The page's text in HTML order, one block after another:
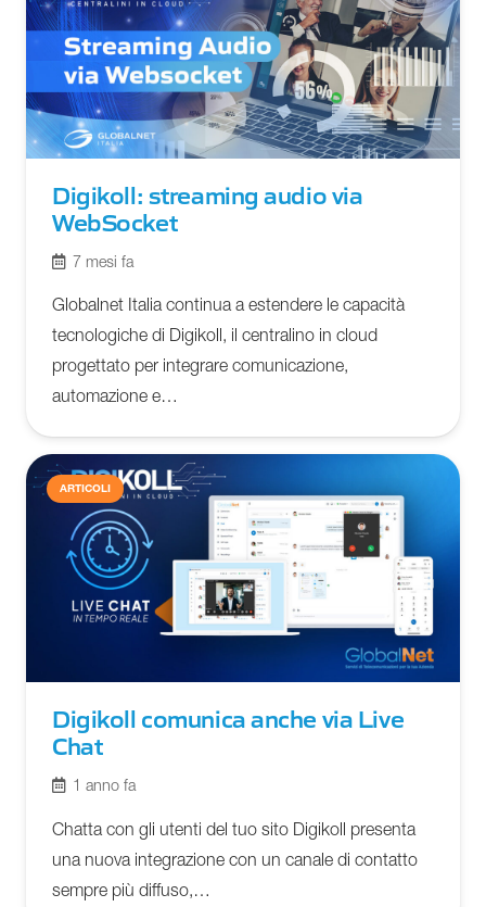
Digikoll: streaming audio via
WebSocket
7 mesi fa
Globalnet Italia continua a estendere le capacità
tecnologiche di Digikoll, il centralino in cloud
progettato per integrare comunicazione,
automazione e…
ARTICOLI
Digikoll comunica anche via Live
Chat
1 anno fa
Chatta con gli utenti del tuo sito Digikoll presenta
una nuova integrazione con un canale di contatto
sempre più diffuso,…